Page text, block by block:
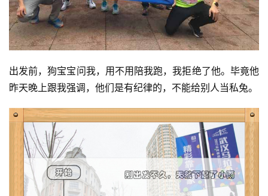
出发前，狗宝宝问我，用不用陪我跑，我拒绝了他。毕竟他
昨天晚上跟我强调，他们是有纪律的，不能给别人当私兔。